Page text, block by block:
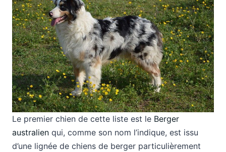
Le premier chien de cette liste est le Berger
australien qui, comme son nom l’indique, est issu
d’une lignée de chiens de berger particulièrement